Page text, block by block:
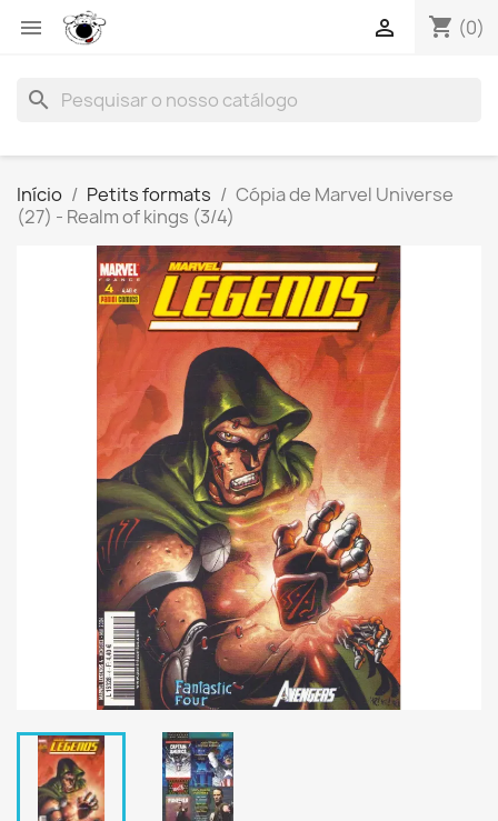
 shopping_cart (0)

search
Início Petits formats
Cópia de Marvel Universe
(27) - Realm of kings (3/4)